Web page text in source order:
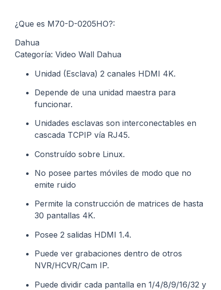
¿Que es M70-D-0205HO?:
Dahua
Categoría: Video Wall Dahua
Unidad (Esclava) 2 canales HDMI 4K.
Depende de una unidad maestra para
funcionar.
Unidades esclavas son interconectables en
cascada TCPIP vía RJ45.
Construído sobre Linux.
No posee partes móviles de modo que no
emite ruido
Permite la construcción de matrices de hasta
30 pantallas 4K.
Posee 2 salidas HDMI 1.4.
Puede ver grabaciones dentro de otros
NVR/HCVR/Cam IP.
Puede dividir cada pantalla en 1/4/8/9/16/32 y